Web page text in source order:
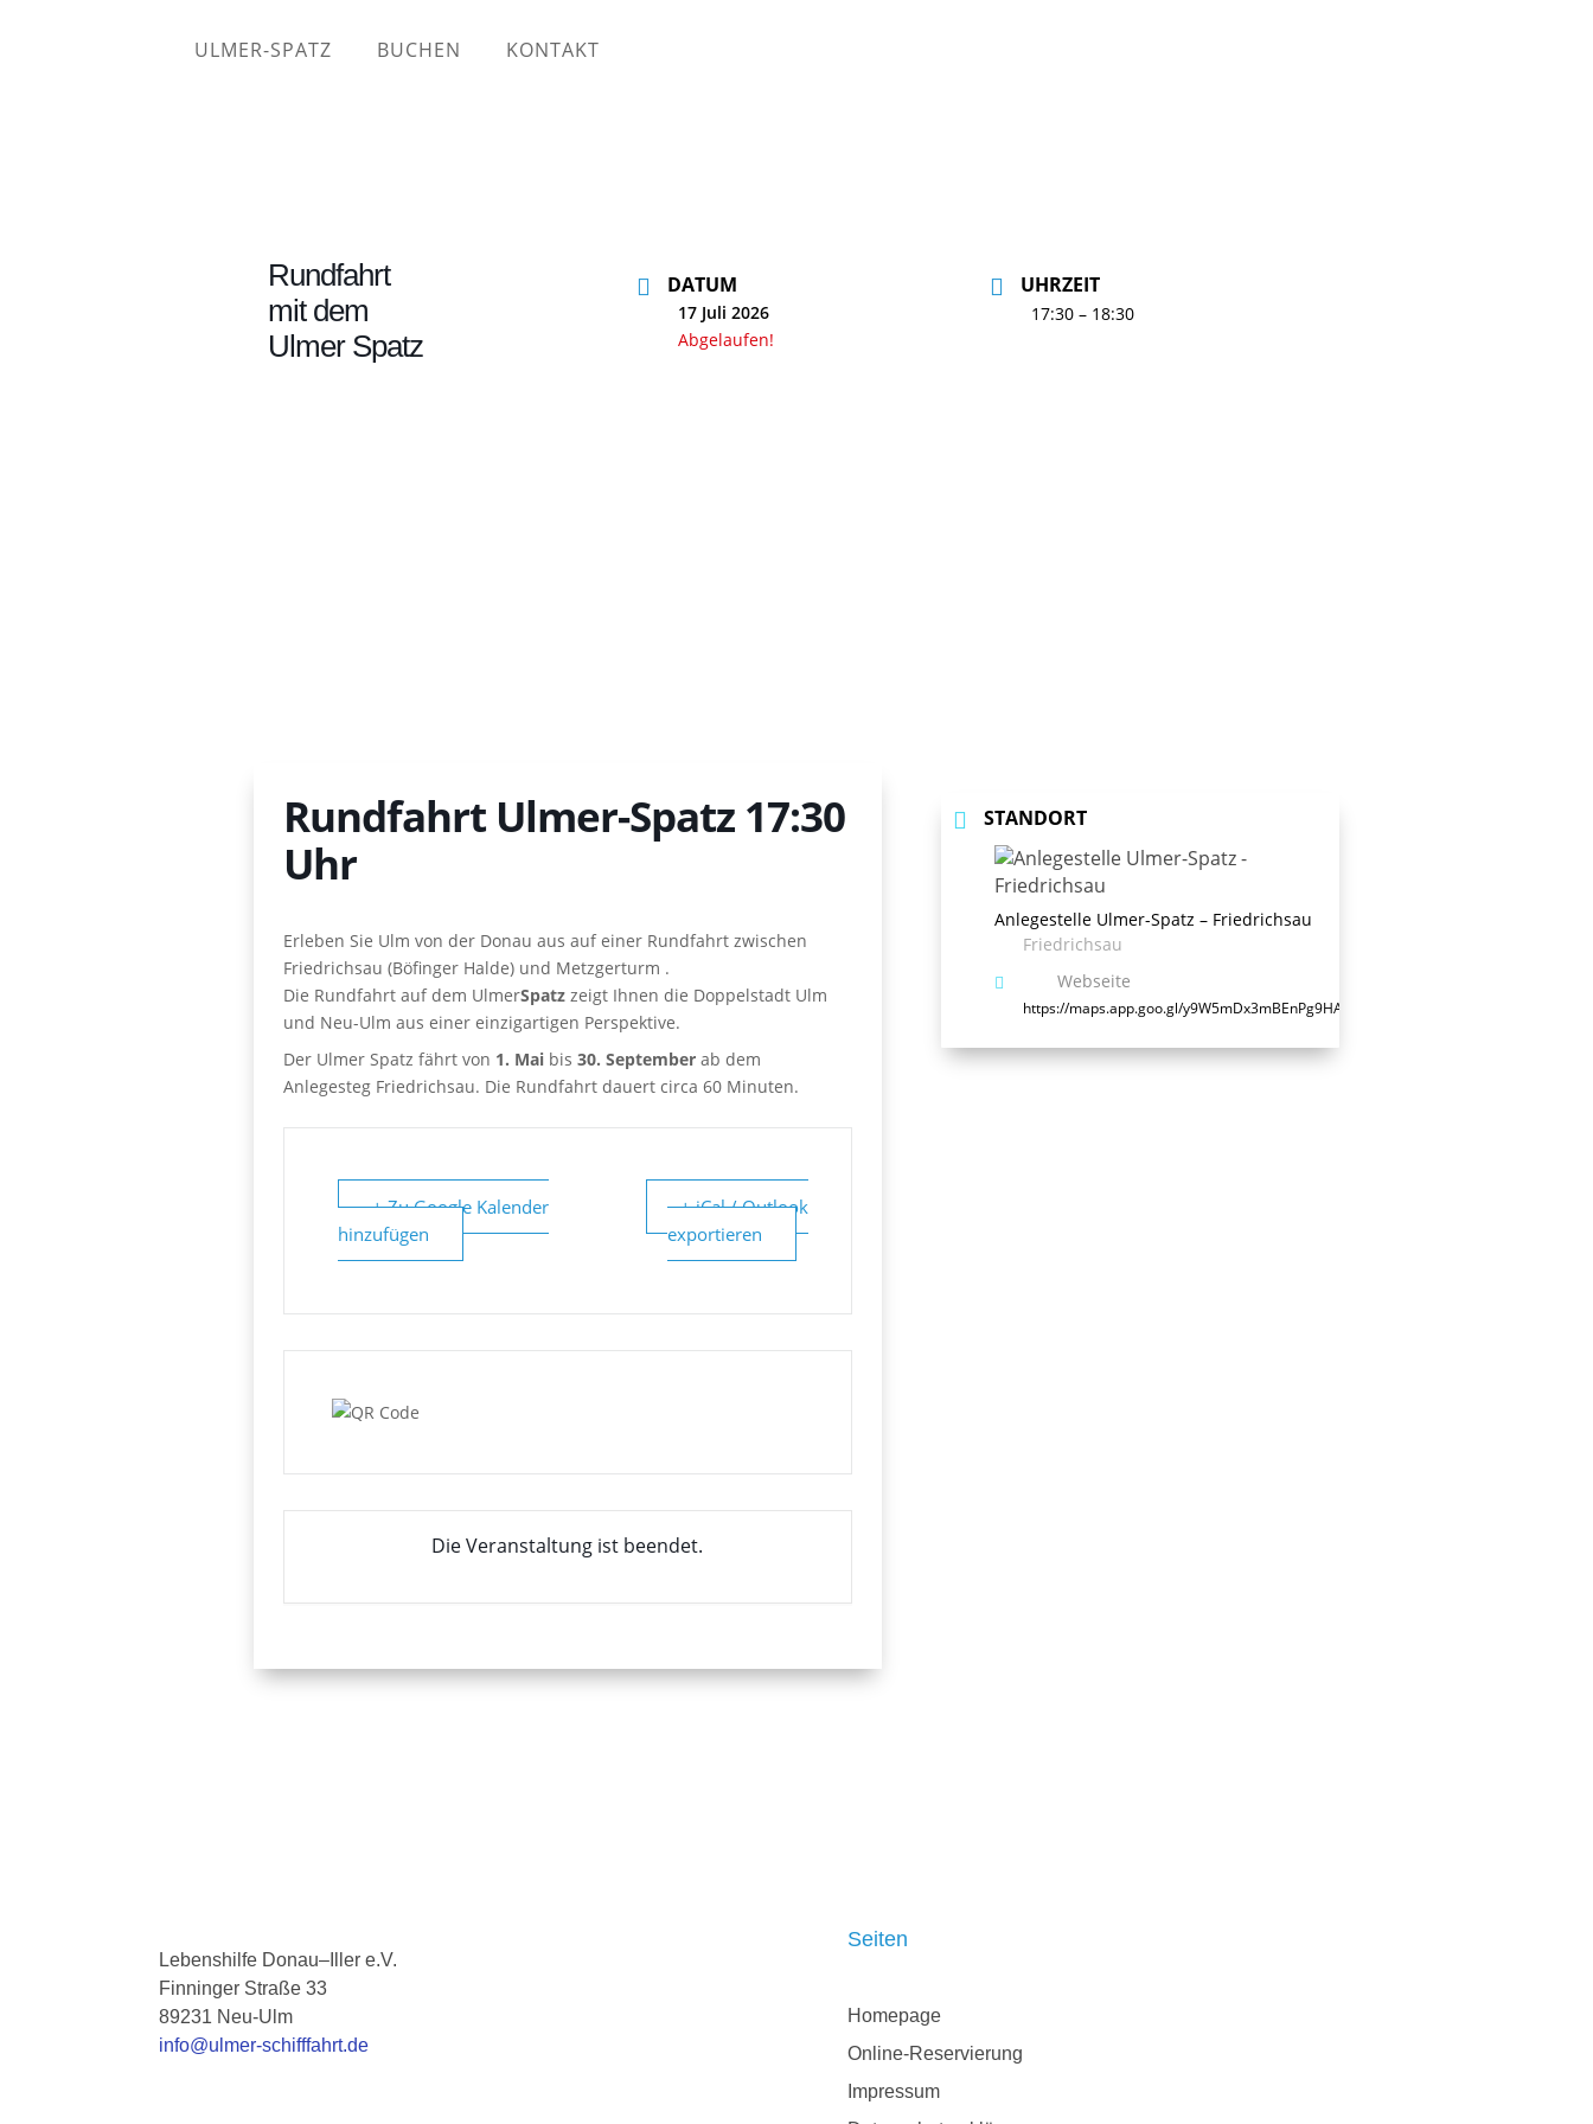
ULMER-SPATZ BUCHEN KONTAKT
Rundfahrt
mit dem
Ulmer Spatz
DATUM
17 Juli 2026
Abgelaufen!
UHRZEIT
17:30 – 18:30
Rundfahrt Ulmer-Spatz 17:30
Uhr
Erleben Sie Ulm von der Donau aus auf einer Rundfahrt zwischen
Friedrichsau (Böfinger Halde) und Metzgerturm .
Die Rundfahrt auf dem UlmerSpatzzeigt Ihnen die Doppelstadt Ulm
und Neu-Ulm aus einer einzigartigen Perspektive.
Der Ulmer Spatz fährt von 1. Maibis 30. September ab dem
Anlegesteg Friedrichsau. Die Rundfahrt dauert circa 60 Minuten.
+ Zu Google Kalender
hinzufügen
+ iCal / Outlook
exportieren
Die Veranstaltung ist beendet.
STANDORT
Anlegestelle Ulmer-Spatz – Friedrichsau
Friedrichsau
Webseite
https://maps.app.goo.gl/y9W5mDx3mBEnPg9HA
Lebenshilfe Donau–Iller e.V.
Finninger Straße 33
89231 Neu-Ulm
info@ulmer-schifffahrt.de
Seiten
Homepage
Online-Reservierung
Impressum